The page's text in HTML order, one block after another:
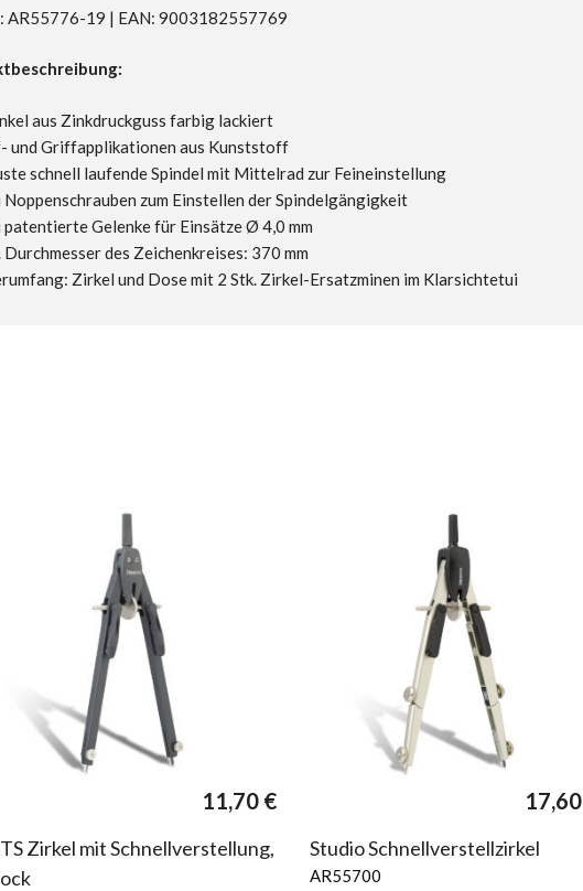
AR55776-19 | EAN: 9003182557769
aus Zinkdruckguss farbig lackiert
und Griffapplikationen aus Kunststoff
schnell laufende Spindel mit Mittelrad zur Feineinstellung
Noppenschrauben zum Einstellen der Spindelgängigkeit
patentierte Gelenke für Einsätze Ø 4,0 mm
Durchmesser des Zeichenkreises: 370 mm
Zirkel und Dose mit 2 Stk. Zirkel-Ersatzminen im Klarsichtetui
€.
11,70 €
Zirkel mit Schnellverstellung,
17,60
Studio Schnellverstellzirkel
AR55700